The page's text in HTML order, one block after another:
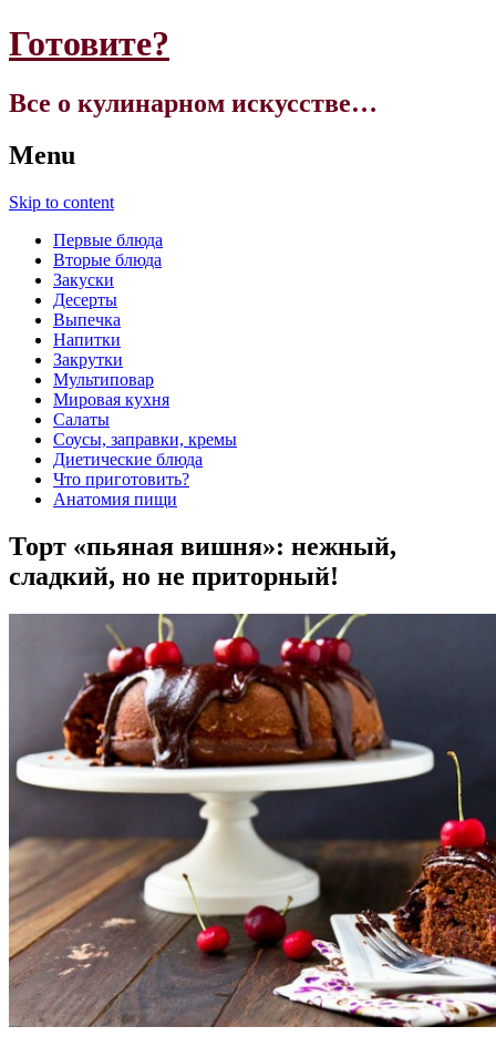
Готовите?
Все о кулинарном искусстве…
Menu
Skip to content
Первые блюда
Вторые блюда
Закуски
Десерты
Выпечка
Напитки
Закрутки
Мультиповар
Мировая кухня
Салаты
Соусы, заправки, кремы
Диетические блюда
Что приготовить?
Анатомия пищи
Торт «пьяная вишня»: нежный,
сладкий, но не приторный!